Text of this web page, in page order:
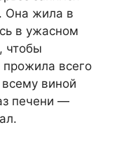
Она жила в
в ужасном
чтобы
прожила всего
виной
печени —